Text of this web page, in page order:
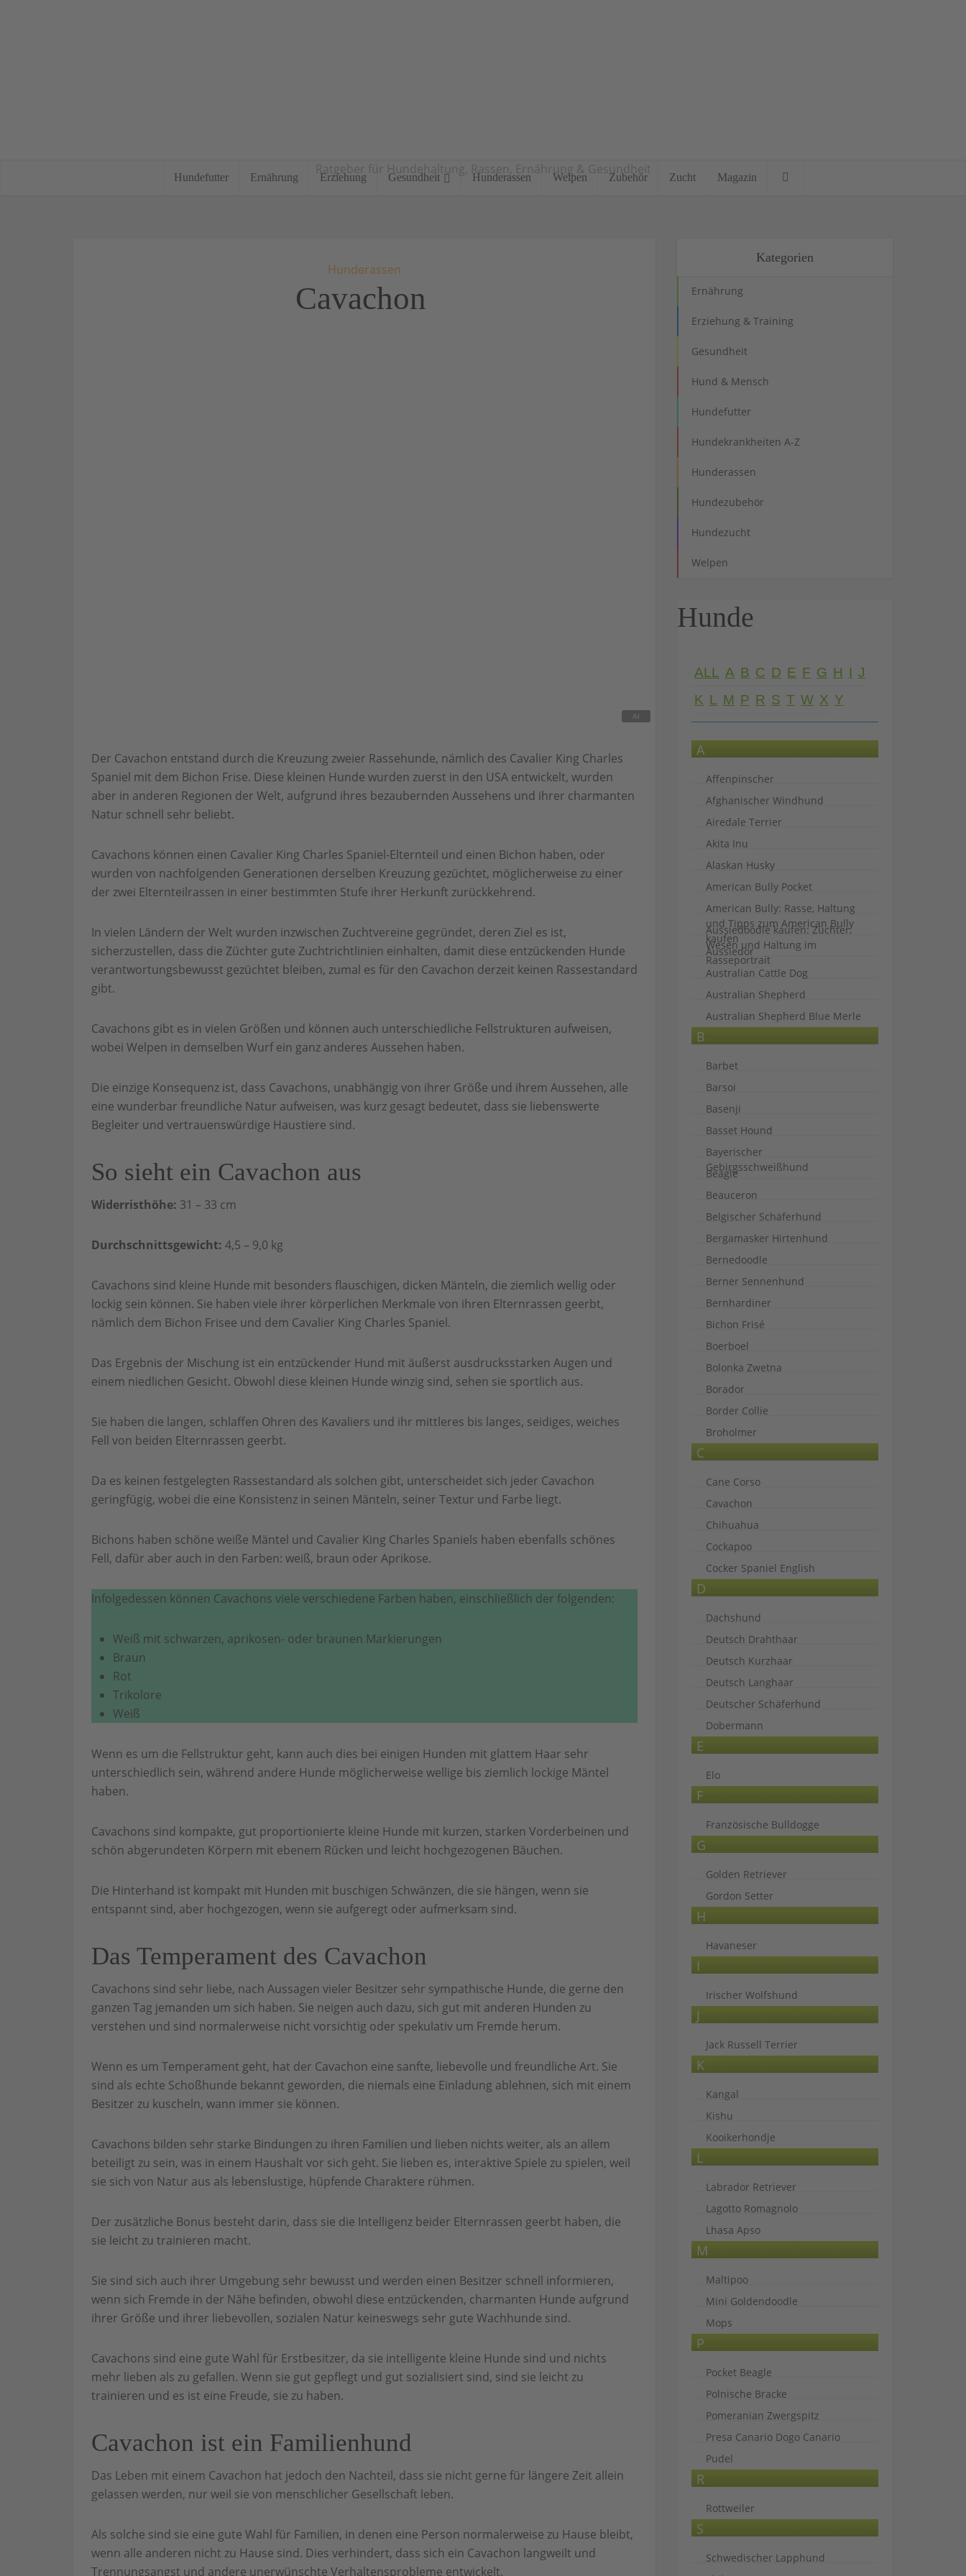
Ratgeber für Hundehaltung, Rassen, Ernährung & Gesundheit
Hundefutter Ernährung Erziehung Gesundheit Hunderassen Welpen Zubehör Zucht Magazin
Hunderassen
Cavachon
Der Cavachon entstand durch die Kreuzung zweier Rassehunde, nämlich des Cavalier King Charles
Spaniel mit dem Bichon Frise. Diese kleinen Hunde wurden zuerst in den USA entwickelt, wurden
aber in anderen Regionen der Welt, aufgrund ihres bezaubernden Aussehens und ihrer charmanten
Natur schnell sehr beliebt.
Cavachons können einen Cavalier King Charles Spaniel-Elternteil und einen Bichon haben, oder
wurden von nachfolgenden Generationen derselben Kreuzung gezüchtet, möglicherweise zu einer
der zwei Elternteilrassen in einer bestimmten Stufe ihrer Herkunft zurückkehrend.
In vielen Ländern der Welt wurden inzwischen Zuchtvereine gegründet, deren Ziel es ist,
sicherzustellen, dass die Züchter gute Zuchtrichtlinien einhalten, damit diese entzückenden Hunde
verantwortungsbewusst gezüchtet bleiben, zumal es für den Cavachon derzeit keinen Rassestandard
gibt.
Cavachons gibt es in vielen Größen und können auch unterschiedliche Fellstrukturen aufweisen,
wobei Welpen in demselben Wurf ein ganz anderes Aussehen haben.
Die einzige Konsequenz ist, dass Cavachons, unabhängig von ihrer Größe und ihrem Aussehen, alle
eine wunderbar freundliche Natur aufweisen, was kurz gesagt bedeutet, dass sie liebenswerte
Begleiter und vertrauenswürdige Haustiere sind.
So sieht ein Cavachon aus
Widerristhöhe: 31 – 33 cm
Durchschnittsgewicht: 4,5 – 9,0 kg
Cavachons sind kleine Hunde mit besonders flauschigen, dicken Mänteln, die ziemlich wellig oder
lockig sein können. Sie haben viele ihrer körperlichen Merkmale von ihren Elternrassen geerbt,
nämlich dem Bichon Frisee und dem Cavalier King Charles Spaniel.
Das Ergebnis der Mischung ist ein entzückender Hund mit äußerst ausdrucksstarken Augen und
einem niedlichen Gesicht. Obwohl diese kleinen Hunde winzig sind, sehen sie sportlich aus.
Sie haben die langen, schlaffen Ohren des Kavaliers und ihr mittleres bis langes, seidiges, weiches
Fell von beiden Elternrassen geerbt.
Da es keinen festgelegten Rassestandard als solchen gibt, unterscheidet sich jeder Cavachon
geringfügig, wobei die eine Konsistenz in seinen Mänteln, seiner Textur und Farbe liegt.
Bichons haben schöne weiße Mäntel und Cavalier King Charles Spaniels haben ebenfalls schönes
Fell, dafür aber auch in den Farben: weiß, braun oder Aprikose.
Infolgedessen können Cavachons viele verschiedene Farben haben, einschließlich der folgenden:
Weiß mit schwarzen, aprikosen- oder braunen Markierungen
Braun
Rot
Trikolore
Weiß
Wenn es um die Fellstruktur geht, kann auch dies bei einigen Hunden mit glattem Haar sehr
unterschiedlich sein, während andere Hunde möglicherweise wellige bis ziemlich lockige Mäntel
haben.
Cavachons sind kompakte, gut proportionierte kleine Hunde mit kurzen, starken Vorderbeinen und
schön abgerundeten Körpern mit ebenem Rücken und leicht hochgezogenen Bäuchen.
Die Hinterhand ist kompakt mit Hunden mit buschigen Schwänzen, die sie hängen, wenn sie
entspannt sind, aber hochgezogen, wenn sie aufgeregt oder aufmerksam sind.
Das Temperament des Cavachon
Cavachons sind sehr liebe, nach Aussagen vieler Besitzer sehr sympathische Hunde, die gerne den
ganzen Tag jemanden um sich haben. Sie neigen auch dazu, sich gut mit anderen Hunden zu
verstehen und sind normalerweise nicht vorsichtig oder spekulativ um Fremde herum.
Wenn es um Temperament geht, hat der Cavachon eine sanfte, liebevolle und freundliche Art. Sie
sind als echte Schoßhunde bekannt geworden, die niemals eine Einladung ablehnen, sich mit einem
Besitzer zu kuscheln, wann immer sie können.
Cavachons bilden sehr starke Bindungen zu ihren Familien und lieben nichts weiter, als an allem
beteiligt zu sein, was in einem Haushalt vor sich geht. Sie lieben es, interaktive Spiele zu spielen, weil
sie sich von Natur aus als lebenslustige, hüpfende Charaktere rühmen.
Der zusätzliche Bonus besteht darin, dass sie die Intelligenz beider Elternrassen geerbt haben, die
sie leicht zu trainieren macht.
Sie sind sich auch ihrer Umgebung sehr bewusst und werden einen Besitzer schnell informieren,
wenn sich Fremde in der Nähe befinden, obwohl diese entzückenden, charmanten Hunde aufgrund
ihrer Größe und ihrer liebevollen, sozialen Natur keineswegs sehr gute Wachhunde sind.
Cavachons sind eine gute Wahl für Erstbesitzer, da sie intelligente kleine Hunde sind und nichts
mehr lieben als zu gefallen. Wenn sie gut gepflegt und gut sozialisiert sind, sind sie leicht zu
trainieren und es ist eine Freude, sie zu haben.
Cavachon ist ein Familienhund
Das Leben mit einem Cavachon hat jedoch den Nachteil, dass sie nicht gerne für längere Zeit allein
gelassen werden, nur weil sie von menschlicher Gesellschaft leben.
Als solche sind sie eine gute Wahl für Familien, in denen eine Person normalerweise zu Hause bleibt,
wenn alle anderen nicht zu Hause sind. Dies verhindert, dass sich ein Cavachon langweilt und
Trennungsangst und andere unerwünschte Verhaltensprobleme entwickelt.
Kategorien
Ernährung
Erziehung & Training
Gesundheit
Hund & Mensch
Hundefutter
Hundekrankheiten A-Z
Hunderassen
Hundezubehör
Hundezucht
Welpen
Hunde
ALL A B C D E F G H I J
K L M P R S T W X Y
A
Affenpinscher
Afghanischer Windhund
Airedale Terrier
Akita Inu
Alaskan Husky
American Bully Pocket
American Bully: Rasse, Haltung
und Tipps zum American Bully
kaufen
Aussiedoodle kaufen: Züchter,
Wesen und Haltung im
Rasseportrait
Aussiedor
Australian Cattle Dog
Australian Shepherd
Australian Shepherd Blue Merle
B
Barbet
Barsoi
Basenji
Basset Hound
Bayerischer
Gebirgsschweißhund
Beagle
Beauceron
Belgischer Schäferhund
Bergamasker Hirtenhund
Bernedoodle
Berner Sennenhund
Bernhardiner
Bichon Frisé
Boerboel
Bolonka Zwetna
Borador
Border Collie
Broholmer
C
Cane Corso
Cavachon
Chihuahua
Cockapoo
Cocker Spaniel English
D
Dachshund
Deutsch Drahthaar
Deutsch Kurzhaar
Deutsch Langhaar
Deutscher Schäferhund
Dobermann
E
Elo
F
Französische Bulldogge
G
Golden Retriever
Gordon Setter
H
Havaneser
I
Irischer Wolfshund
J
Jack Russell Terrier
K
Kangal
Kishu
Kooikerhondje
L
Labrador Retriever
Lagotto Romagnolo
Lhasa Apso
M
Maltipoo
Mini Goldendoodle
Mops
P
Pocket Beagle
Polnische Bracke
Pomeranian Zwergspitz
Presa Canario Dogo Canario
Pudel
R
Rottweiler
S
Schwedischer Lapphund